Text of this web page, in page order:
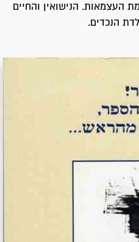
העצמאות. הנישואין והחיים
הנכדים.